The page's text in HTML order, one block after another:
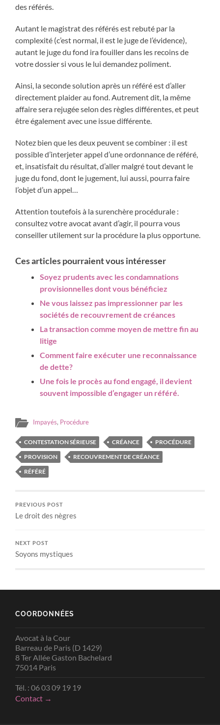
des référés.
Autant le magistrat des référés est rebuté par la
complexité (c’est normal, il est le juge de l’évidence),
autant le juge du fond ira fouiller dans les recoins de
votre dossier si vous le lui demandez poliment.
Ainsi, la seconde solution après un référé est d’aller
directement plaider au fond. Autrement dit, la même
affaire sera rejugée selon des règles différentes, et peut
être également avec une issue différente.
Notez bien que les deux peuvent se combiner : il est
possible d’interjeter appel d’une ordonnance de référé,
et, insatisfait du résultat, d’aller malgré tout devant le
juge du fond, dont le jugement, lui aussi, pourra faire
l’objet d’un appel…
Attention toutefois à la surenchère procédurale :
consultez votre avocat avant d’agir, il pourra vous
conseiller utilement sur la procédure la plus opportune.
Ces articles pourraient vous intéresser
Soyez prudents avec les condamnations
provisionnelles dont vous bénéficiez
Ne vous laissez pas impressionner par les
sociétés de recouvrement de créances
La transaction comme moyen de mettre fin au
litige
Comment faire exécuter une reconnaissance
de dette?
Une fois le procès au fond engagé, il devient
souvent impossible d’engager un référé.
Impayés, Procédure
CONTESTATION SÉRIEUSE CRÉANCE
PROCÉDURE
PROVISION
RECOUVREMENT DE CRÉANCE
RÉFÉRÉ
PREVIOUS POST
Le droit des nègres
NEXT POST
Soyons mystiques
COORDONNÉES
Avocat à la Cour
Barreau de Paris (D 1429)
8 Ter Allée Gaston Bachelard
75014 Paris
Tél. : 06 03 09 19 19
Contact →